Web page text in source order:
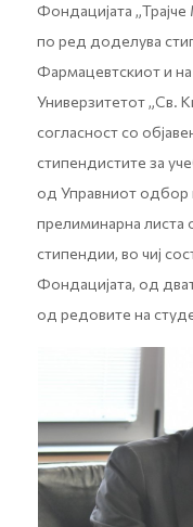
Фондацијата
по ред доделува
Фармацевтскиот и
Универзитетот „Св.
согласност со
стипендистите за
од Управниот одбор
прелиминарна листа
стипендии, во чиј
Фондацијата, од
од редовите на